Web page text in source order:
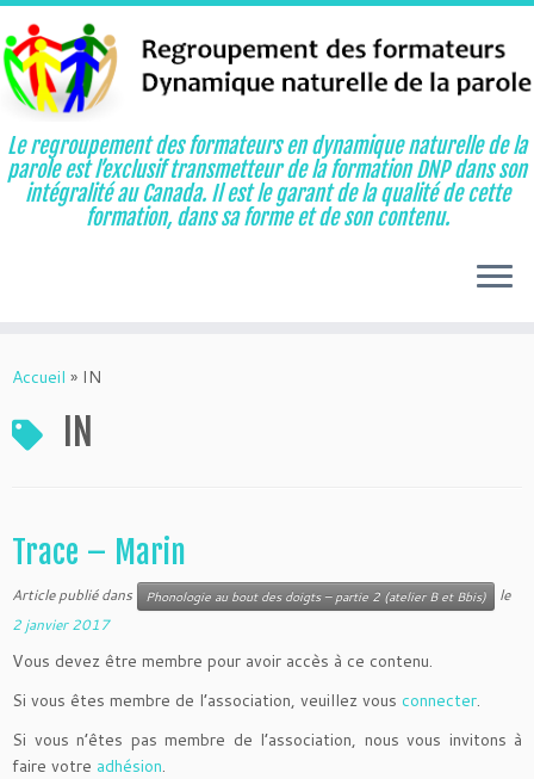
au
Le regroupement des formateurs en dynamique naturelle de la
parole est l’exclusif transmetteur de la formation DNP dans son
intégralité au Canada. Il est le garant de la qualité de cette
formation, dans sa forme et de son contenu.
Accueil » IN
IN
Trace – Marin
Article publié dans Phonologie au bout des doigts – partie 2 (atelier B et Bbis)
le
2 janvier 2017
Vous devez être membre pour avoir accès à ce contenu.
Si vous êtes membre de l’association, veuillez vous connecter.
Si vous n’êtes pas membre de l’association, nous vous invitons à
faire votre adhésion.